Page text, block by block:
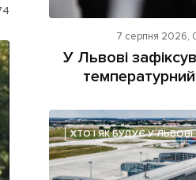
на сайті
7 серпня 2026,
У Львові
ХТО І ЯК БУДУЄ У ЛЬВОВІ